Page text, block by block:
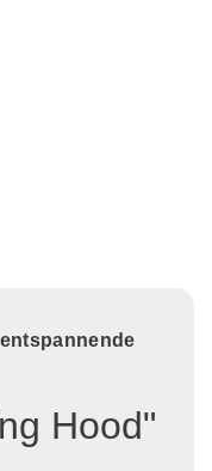
Hood"